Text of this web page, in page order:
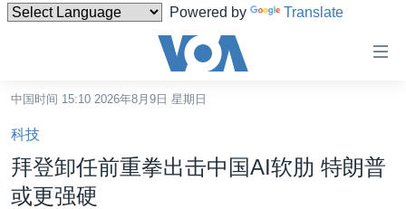
Powered by Translate
碍
链
接
跳
转
中国
中国时间 15:10 2026年8月9日 星期日
科技
拜登卸任前重拳出击中国AI软肋 特朗普
或更强硬